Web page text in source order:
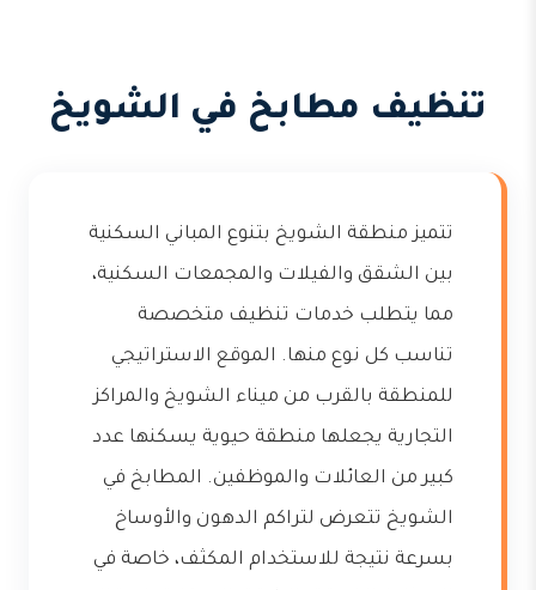
تنظيف مطابخ في الشويخ
تتميز منطقة الشويخ بتنوع المباني السكنية
بين الشقق والفيلات والمجمعات السكنية،
مما يتطلب خدمات تنظيف متخصصة
تناسب كل نوع منها. الموقع الاستراتيجي
للمنطقة بالقرب من ميناء الشويخ والمراكز
التجارية يجعلها منطقة حيوية يسكنها عدد
كبير من العائلات والموظفين. المطابخ في
الشويخ تتعرض لتراكم الدهون والأوساخ
بسرعة نتيجة للاستخدام المكثف، خاصة في